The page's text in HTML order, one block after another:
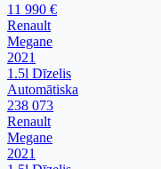
11 990 €
Renault
Megane
2021
1.5l Dīzelis
Automātiska
238 073
Renault
Megane
2021